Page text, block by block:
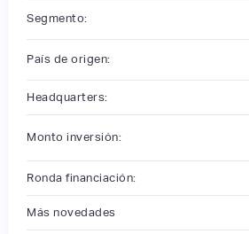
Segmento:
País de origen:
Headquarters:
Monto inversión:
Ronda financiación:
Más novedades